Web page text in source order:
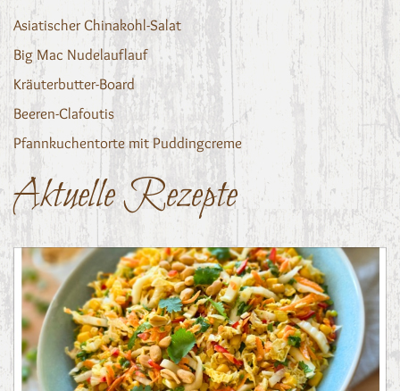
Asiatischer Chinakohl-Salat
Big Mac Nudelauflauf
Kräuterbutter-Board
Beeren-Clafoutis
Pfannkuchentorte mit Puddingcreme
Aktuelle Rezepte